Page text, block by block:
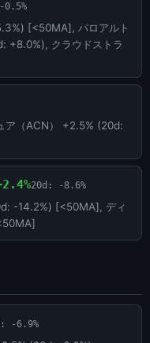
[<50MA], パロアルト
+8.0%), クラウドストラ
ア（ACN） +2.5% (20d:
20d: -8.6%
-14.2%) [<50MA], ディ
-6.9%